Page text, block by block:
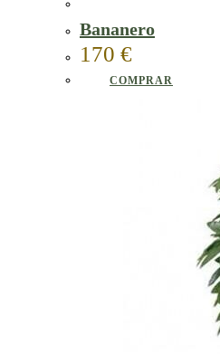
Bananero
170 €
COMPRAR